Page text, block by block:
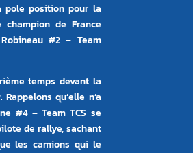
pole position pour la
champion de France
#2 – Team
temps devant la
qu’elle n’a
#4 – Team TCS se
de rallye, sachant
les camions qui le